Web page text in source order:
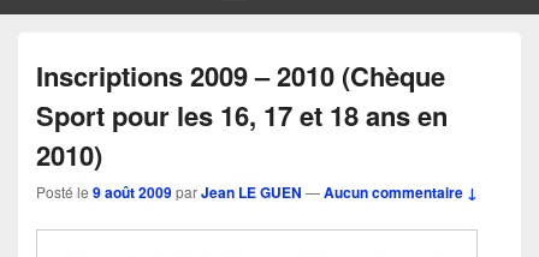
Inscriptions 2009 – 2010 (Chèque
Sport pour les 16, 17 et 18 ans en
2010)
Posté le 9 août 2009parJean LE GUEN —Aucun commentaire ↓